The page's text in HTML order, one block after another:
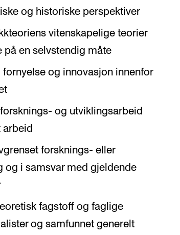
og historiske perspektiver
vitenskapelige teorier
på en selvstendig måte
og innovasjon innenfor
og utviklingsarbeid
arbeid
forsknings- eller
og i samsvar med gjeldende
fagstoff og faglige
og samfunnet generelt